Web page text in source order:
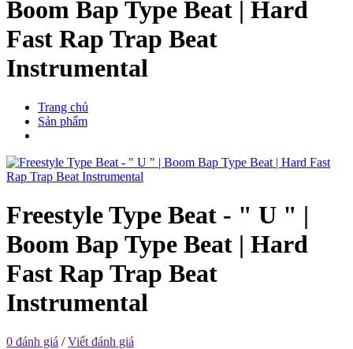
Boom Bap Type Beat | Hard
Fast Rap Trap Beat
Instrumental
Trang chủ
Sản phẩm
Freestyle Type Beat - " U " |
Boom Bap Type Beat | Hard
Fast Rap Trap Beat
Instrumental
0 đánh giá /Viết đánh giá